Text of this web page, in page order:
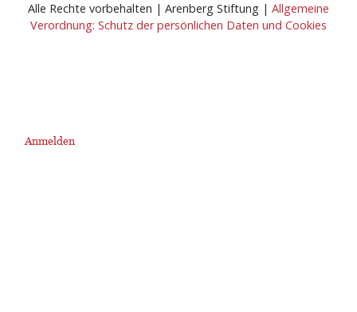
Alle Rechte vorbehalten | Arenberg Stiftung | Allgemeine
Verordnung: Schutz der persönlichen Daten und Cookies
User
Anmelden